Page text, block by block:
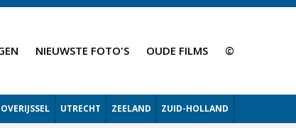
NIEUWSTE FOTO'S OUDE FILMS ©
OVERIJSSEL UTRECHT ZEELAND ZUID-HOLLAND